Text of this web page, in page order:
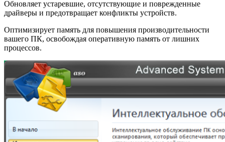
Обновляет устаревшие, отсутствующие и поврежденные
драйверы и предотвращает конфликты устройств.
Оптимизирует память для повышения производительности
вашего ПК, освобождая оперативную память от лишних
процессов.